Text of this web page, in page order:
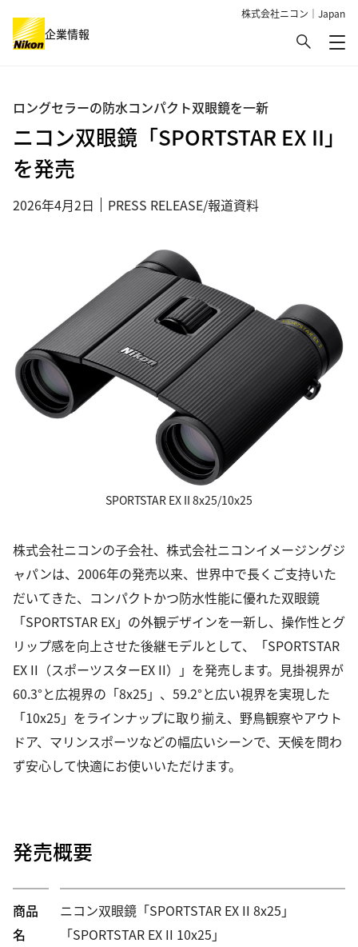
株式会社ニコン｜Japan
企業情報 検索
メ
ニコン双眼鏡「SPORTSTAR EX II」
を発売
ロングセラーの防水コンパクト双眼鏡を一新
2026年4月2日 PRESS RELEASE/報道資料
SPORTSTAR EX II 8x25/10x25
株式会社ニコンの子会社、株式会社ニコンイメージングジ
ャパンは、2006年の発売以来、世界中で長くご支持いた
だいてきた、コンパクトかつ防水性能に優れた双眼鏡
「SPORTSTAR EX」の外観デザインを一新し、操作性とグ
リップ感を向上させた後継モデルとして、「SPORTSTAR
EX II（スポーツスターEX II）」を発売します。見掛視界が
60.3°と広視界の「8x25」、59.2°と広い視界を実現した
「10x25」をラインナップに取り揃え、野鳥観察やアウト
ドア、マリンスポーツなどの幅広いシーンで、天候を問わ
ず安心して快適にお使いいただけます。
発売概要
商品
名
ニコン双眼鏡「SPORTSTAR EX II 8x25」
「SPORTSTAR EX II 10x25」